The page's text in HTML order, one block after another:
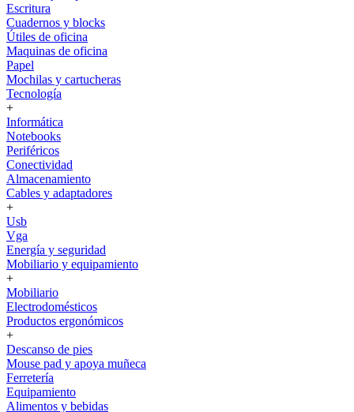
Escritura
Cuadernos y blocks
Útiles de oficina
Maquinas de oficina
Papel
Mochilas y cartucheras
Tecnología
+
Informática
Notebooks
Periféricos
Conectividad
Almacenamiento
Cables y adaptadores
+
Usb
Vga
Energía y seguridad
Mobiliario y equipamiento
+
Mobiliario
Electrodomésticos
Productos ergonómicos
+
Descanso de pies
Mouse pad y apoya muñeca
Ferretería
Equipamiento
Alimentos y bebidas